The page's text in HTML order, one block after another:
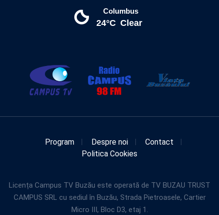
Columbus
24°C Clear
Program Despre noi
Contact
Politica Cookies
Licența Campus TV Buzău este operată de TV BUZAU TRUST
CAMPUS SRL cu sediul în Buzău, Strada Pietroasele, Cartier
Micro III, Bloc D3, etaj 1.